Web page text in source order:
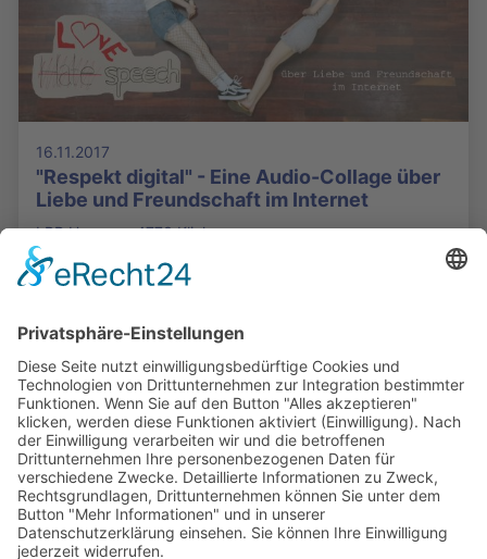
16.11.2017
"Respekt digital" - Eine Audio-Collage über
Liebe und Freundschaft im Internet
LPR Hessen - 4773 Klicks
Podcasts, Themen und Informationen.
Entdecken Sie unser Forum für Medien, Bildung
und Demokratie - jederzeit und überall
verfügbar.
Mehr erfahren